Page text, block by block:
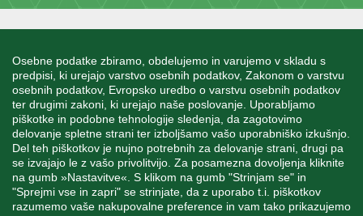
Osebne podatke zbiramo, obdelujemo in varujemo v skladu s
predpisi, ki urejajo varstvo osebnih podatkov, Zakonom o varstvu
osebnih podatkov, Evropsko uredbo o varstvu osebnih podatkov
ter drugimi zakoni, ki urejajo naše poslovanje. Uporabljamo
piškotke in podobne tehnologije sledenja, da zagotovimo
delovanje spletne strani ter izboljšamo vašo uporabniško izkušnjo.
Del teh piškotkov je nujno potrebnih za delovanje strani, drugi pa
se izvajajo le z vašo privolitvijo. Za posamezna dovoljenja kliknite
na gumb »Nastavitve«. S klikom na gumb "Strinjam se" in
"Sprejmi vse in zapri" se strinjate, da z uporabo t.i. piškotkov
razumemo vaše nakupovalne preference in vam tako prikazujemo
MOJ RAČUN
STORITEV ZA STRANKE
SPREMLJAJTE NAS